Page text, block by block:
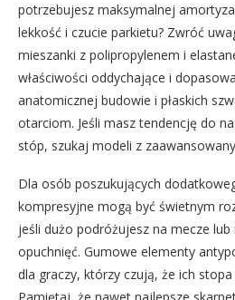
potrzebujesz maksymalnej
lekkość i czucie parkietu? Zwróć
mieszanki z polipropylenem i
właściwości oddychające i
anatomicznej budowie i płaskich
otarciom. Jeśli masz tendencję do
stóp, szukaj modeli z
Dla osób poszukujących
kompresyjne mogą być świetnym
jeśli dużo podróżujesz na mecze
opuchnięć. Gumowe elementy
dla graczy, którzy czują, że ich stopa